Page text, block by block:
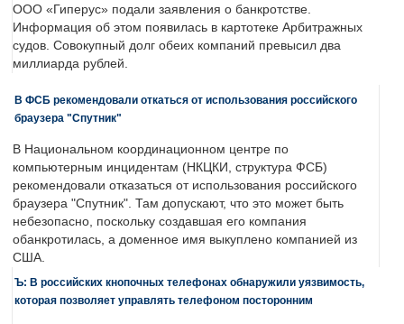
ООО «Гиперус» подали заявления о банкротстве.
Информация об этом появилась в картотеке Арбитражных
судов. Совокупный долг обеих компаний превысил два
миллиарда рублей.
В ФСБ рекомендовали откаться от использования российского
браузера "Спутник"
В Национальном координационном центре по
компьютерным инцидентам (НКЦКИ, структура ФСБ)
рекомендовали отказаться от использования российского
браузера "Спутник". Там допускают, что это может быть
небезопасно, поскольку создавшая его компания
обанкротилась, а доменное имя выкуплено компанией из
США.
Ъ: В российских кнопочных телефонах обнаружили уязвимость,
которая позволяет управлять телефоном посторонним